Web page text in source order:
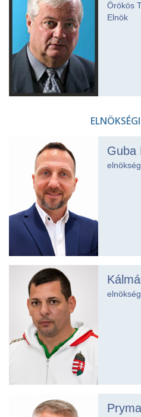
Örökös
Elnök
Guba